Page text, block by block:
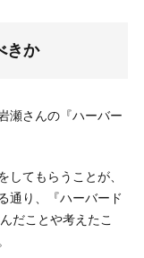
きか
瀬さんの『ハーバー
してもらうことが、
通り、『ハーバード
だことや考えたこ